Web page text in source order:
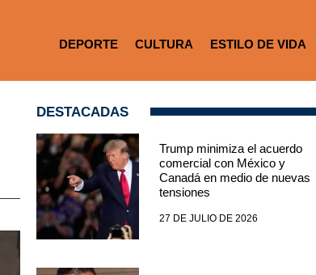
DEPORTE CULTURA ESTILO DE VIDA
DESTACADAS
Trump minimiza el acuerdo
comercial con México y
Canadá en medio de nuevas
tensiones
27 DE JULIO DE 2026